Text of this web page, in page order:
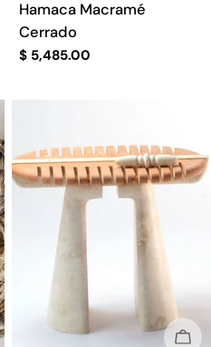
Hamaca Macramé
Cerrado
Precio
$ 5,485.00
OPCIONES